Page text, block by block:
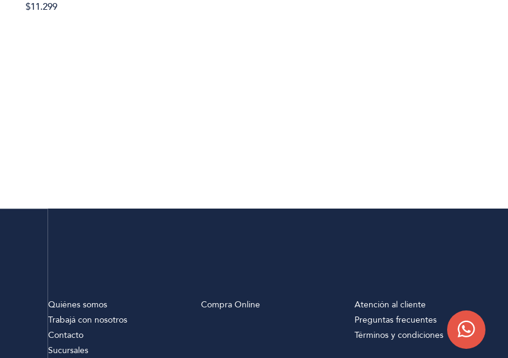
$11.299
Quiénes somos
Trabajá con nosotros
Contacto
Sucursales
Compra Online
Atención al cliente
Preguntas frecuentes
Términos y condiciones